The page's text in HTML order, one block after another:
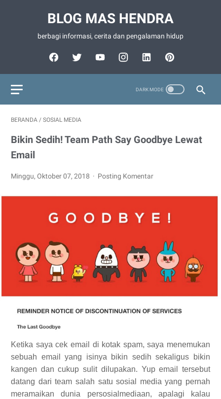
BLOG MAS HENDRA
berbagi informasi, cerita dan pengalaman hidup
BERANDA / SOSIAL MEDIA
Bikin Sedih! Team Path Say Goodbye Lewat
Email
Minggu, Oktober 07, 2018 Posting Komentar
Ketika saya cek email di kotak spam, saya menemukan
sebuah email yang isinya bikin sedih sekaligus bikin
kangen dan cukup sulit dilupakan. Yup email tersebut
datang dari team salah satu sosial media yang pernah
meramaikan dunia persosialmediaan, apalagi kalau